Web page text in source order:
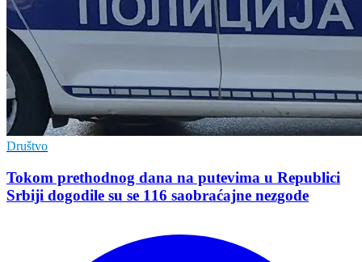
Društvo
Tokom prethodnog dana na putevima u Republici
Srbiji dogodile su se 116 saobraćajne nezgode